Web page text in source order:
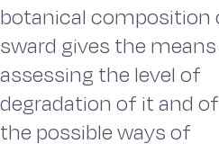
botanical composition
sward gives the
assessing the level of
degradation of it and
the possible ways of